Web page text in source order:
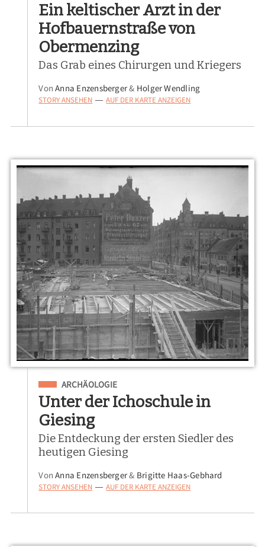
Ein keltischer Arzt in der
Hofbauernstraße von
Obermenzing
Das Grab eines Chirurgen und Kriegers
VonAnna Enzensberger& Holger Wendling
STORY ANSEHEN — AUF DER KARTE ANZEIGEN
Eingeordnet unter
ARCHÄOLOGIE
Unter der Ichoschule in
Giesing
Die Entdeckung der ersten Siedler des
heutigen Giesing
VonAnna Enzensberger& Brigitte Haas-Gebhard
STORY ANSEHEN — AUF DER KARTE ANZEIGEN